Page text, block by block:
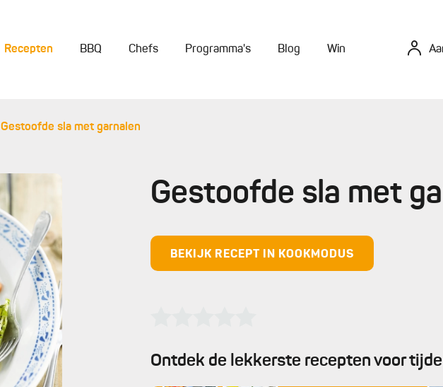
Recepten BBQ Chefs Programma's Blog Win
Gestoofde sla met garnalen
Gestoofde sla met
BEKIJK RECEPT IN KOOKMODUS
Ontdek de lekkerste recepten voor